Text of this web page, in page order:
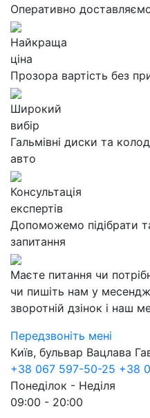
Оперативно доставляємо
Найкраща
ціна
Прозора вартість без
Широкий
вибір
Гальмівні диски та
авто
Консультація
експертів
Допоможемо підібрати
запитання
Маєте питання чи
чи пишіть нам у
зворотній дзінок і наш
Передзвоніть мені
Київ, бульвар Вацлава
+38 067 597-50-25 +38
Понеділок - Неділя
09:00 - 20:00